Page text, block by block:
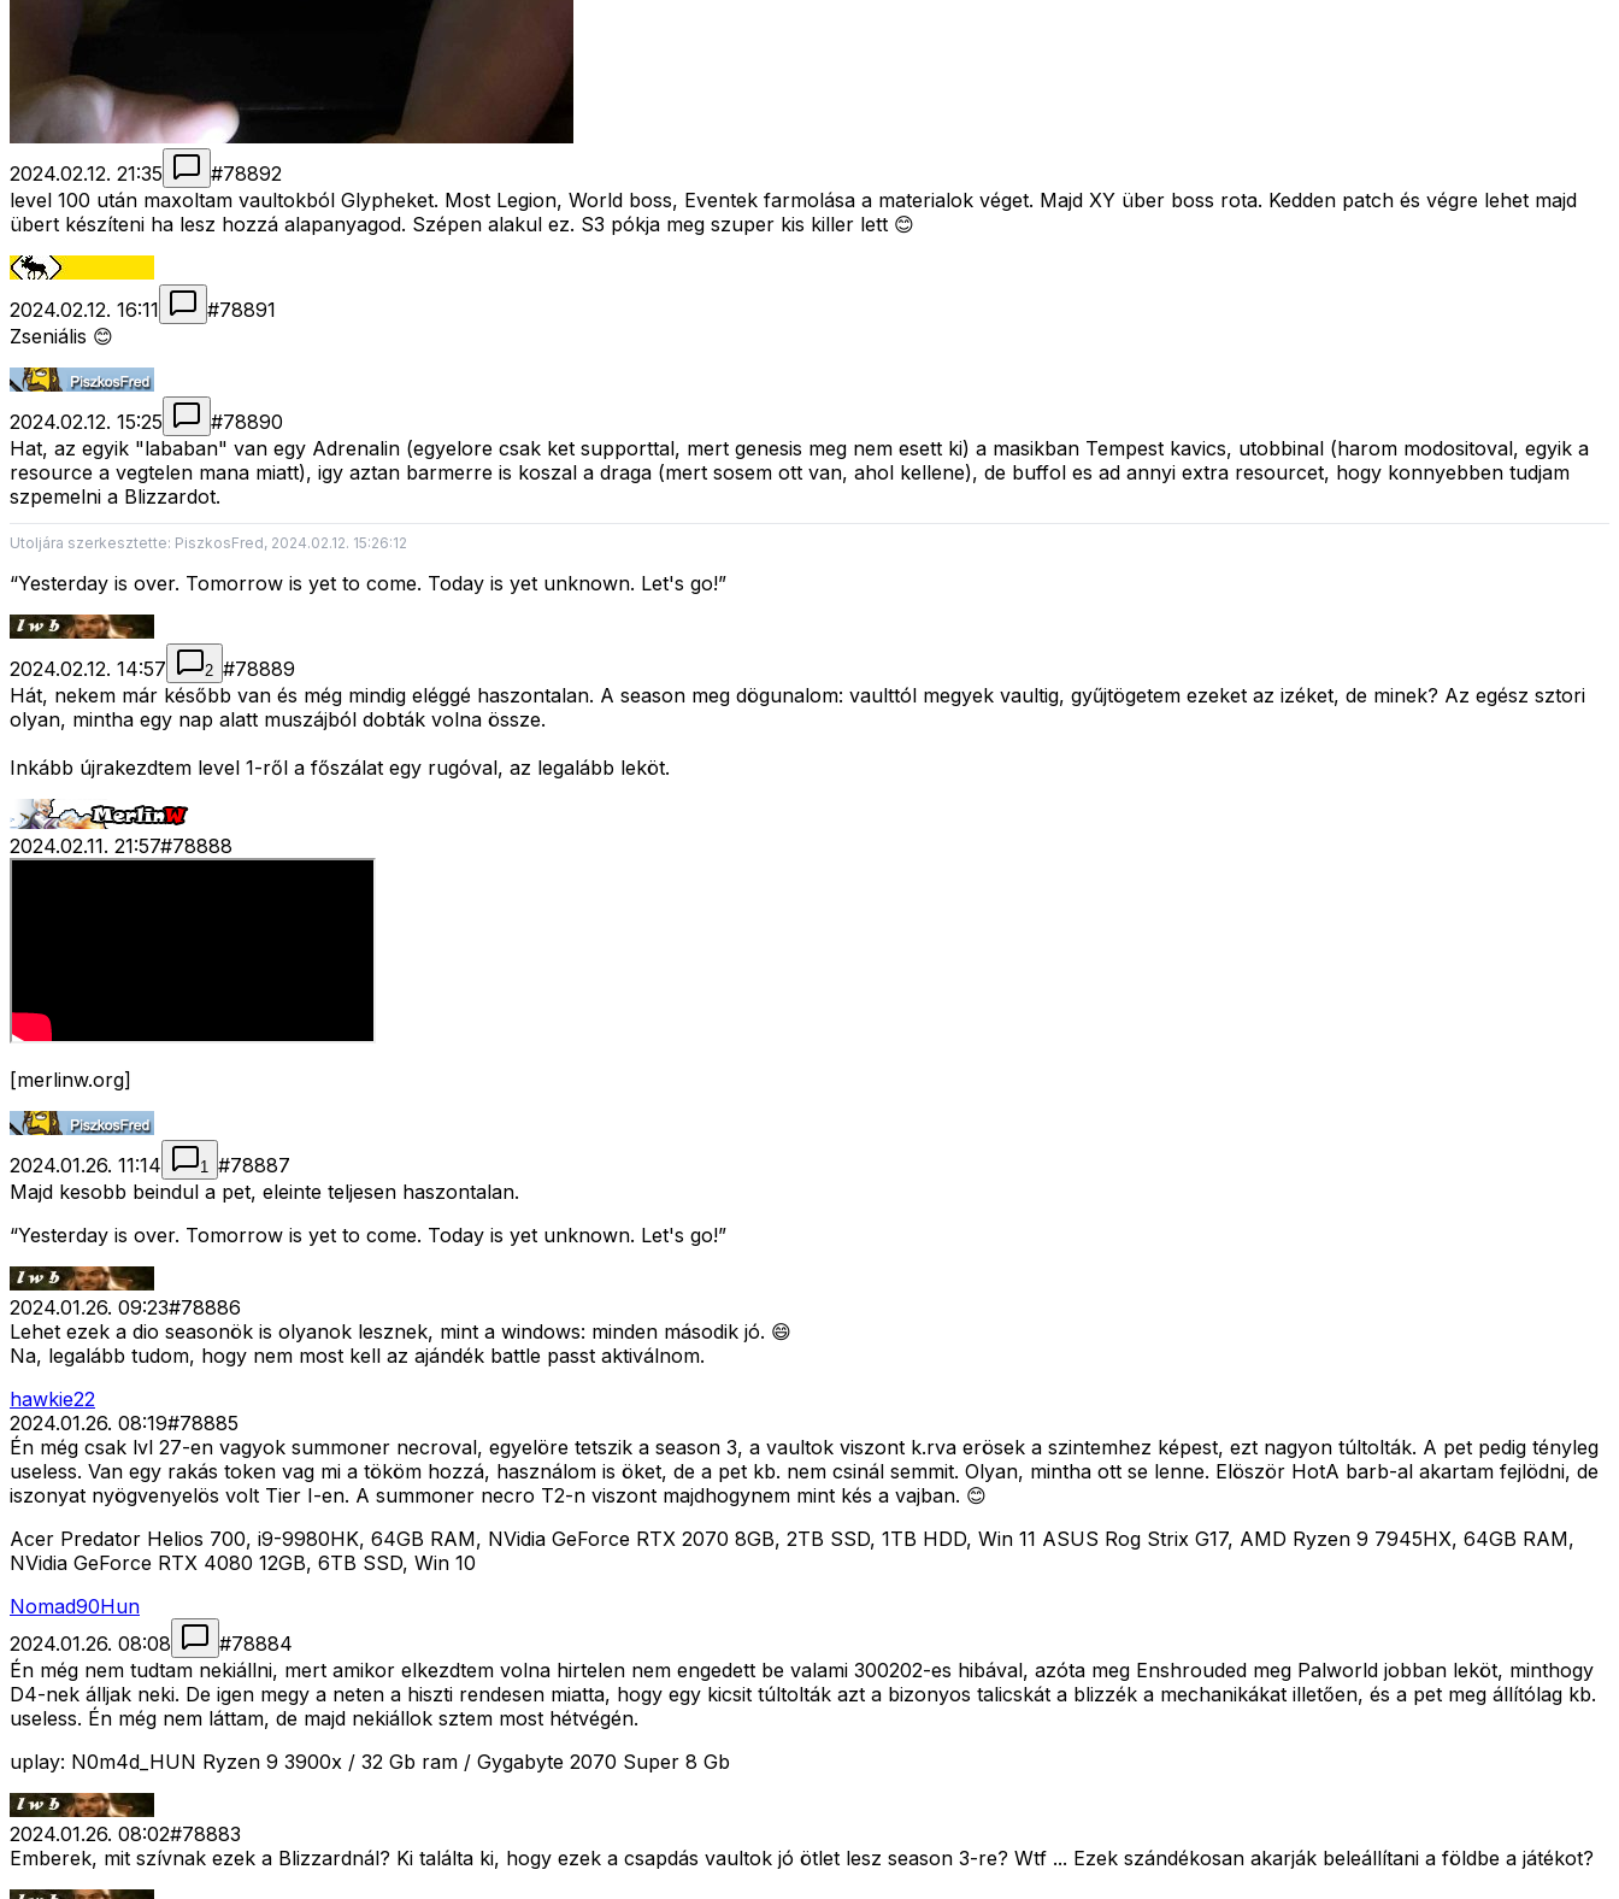
2024.02.12. 21:35 #78892
level 100 után maxoltam vaultokból Glypheket. Most Legion, World boss, Eventek farmolása a materialok véget. Majd XY über boss rota. Kedden patch és végre lehet majd
übert készíteni ha lesz hozzá alapanyagod. Szépen alakul ez. S3 pókja meg szuper kis killer lett 😊
2024.02.12. 16:11 #78891
Zseniális 😊
2024.02.12. 15:25 #78890
Hat, az egyik "lababan" van egy Adrenalin (egyelore csak ket supporttal, mert genesis meg nem esett ki) a masikban Tempest kavics, utobbinal (harom modositoval, egyik a
resource a vegtelen mana miatt), igy aztan barmerre is koszal a draga (mert sosem ott van, ahol kellene), de buffol es ad annyi extra resourcet, hogy konnyebben tudjam
szpemelni a Blizzardot.
Utoljára szerkesztette: PiszkosFred, 2024.02.12. 15:26:12
“Yesterday is over. Tomorrow is yet to come. Today is yet unknown. Let's go!”
2024.02.12. 14:57 2 #78889
Hát, nekem már később van és még mindig eléggé haszontalan. A season meg dögunalom: vaulttól megyek vaultig, gyűjtögetem ezeket az izéket, de minek? Az egész sztori
olyan, mintha egy nap alatt muszájból dobták volna össze.
Inkább újrakezdtem level 1-ről a főszálat egy rugóval, az legalább leköt.
2024.02.11. 21:57#78888
[merlinw.org]
2024.01.26. 11:14 1 #78887
Majd kesobb beindul a pet, eleinte teljesen haszontalan.
“Yesterday is over. Tomorrow is yet to come. Today is yet unknown. Let's go!”
2024.01.26. 09:23#78886
Lehet ezek a dio seasonök is olyanok lesznek, mint a windows: minden második jó. 😄
Na, legalább tudom, hogy nem most kell az ajándék battle passt aktiválnom.
hawkie22
2024.01.26. 08:19#78885
Én még csak lvl 27-en vagyok summoner necroval, egyelöre tetszik a season 3, a vaultok viszont k.rva erösek a szintemhez képest, ezt nagyon túltolták. A pet pedig tényleg
useless. Van egy rakás token vag mi a tököm hozzá, használom is öket, de a pet kb. nem csinál semmit. Olyan, mintha ott se lenne. Elöször HotA barb-al akartam fejlödni, de
iszonyat nyögvenyelös volt Tier I-en. A summoner necro T2-n viszont majdhogynem mint kés a vajban. 😊
Acer Predator Helios 700, i9-9980HK, 64GB RAM, NVidia GeForce RTX 2070 8GB, 2TB SSD, 1TB HDD, Win 11 ASUS Rog Strix G17, AMD Ryzen 9 7945HX, 64GB RAM,
NVidia GeForce RTX 4080 12GB, 6TB SSD, Win 10
Nomad90Hun
2024.01.26. 08:08
#78884
Én még nem tudtam nekiállni, mert amikor elkezdtem volna hirtelen nem engedett be valami 300202-es hibával, azóta meg Enshrouded meg Palworld jobban leköt, minthogy
D4-nek álljak neki. De igen megy a neten a hiszti rendesen miatta, hogy egy kicsit túltolták azt a bizonyos talicskát a blizzék a mechanikákat illetően, és a pet meg állítólag kb.
useless. Én még nem láttam, de majd nekiállok sztem most hétvégén.
uplay: N0m4d_HUN Ryzen 9 3900x / 32 Gb ram / Gygabyte 2070 Super 8 Gb
2024.01.26. 08:02#78883
Emberek, mit szívnak ezek a Blizzardnál? Ki találta ki, hogy ezek a csapdás vaultok jó ötlet lesz season 3-re? Wtf ... Ezek szándékosan akarják beleállítani a földbe a játékot?